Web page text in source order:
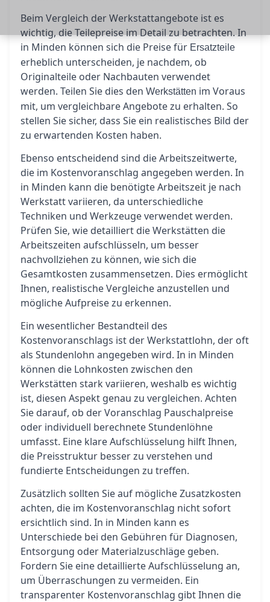
Beim Vergleich der Werkstattangebote ist es
wichtig, die Teilepreise im Detail zu betrachten. In
in Minden können sich die Preise für Ersatzteile
erheblich unterscheiden, je nachdem, ob
Originalteile oder Nachbauten verwendet
werden. Teilen Sie dies den Werkstätten im Voraus
mit, um vergleichbare Angebote zu erhalten. So
stellen Sie sicher, dass Sie ein realistisches Bild der
zu erwartenden Kosten haben.
Ebenso entscheidend sind die Arbeitszeitwerte,
die im Kostenvoranschlag angegeben werden. In
in Minden kann die benötigte Arbeitszeit je nach
Werkstatt variieren, da unterschiedliche
Techniken und Werkzeuge verwendet werden.
Prüfen Sie, wie detailliert die Werkstätten die
Arbeitszeiten aufschlüsseln, um besser
nachvollziehen zu können, wie sich die
Gesamtkosten zusammensetzen. Dies ermöglicht
Ihnen, realistische Vergleiche anzustellen und
mögliche Aufpreise zu erkennen.
Ein wesentlicher Bestandteil des
Kostenvoranschlags ist der Werkstattlohn, der oft
als Stundenlohn angegeben wird. In in Minden
können die Lohnkosten zwischen den
Werkstätten stark variieren, weshalb es wichtig
ist, diesen Aspekt genau zu vergleichen. Achten
Sie darauf, ob der Voranschlag Pauschalpreise
oder individuell berechnete Stundenlöhne
umfasst. Eine klare Aufschlüsselung hilft Ihnen,
die Preisstruktur besser zu verstehen und
fundierte Entscheidungen zu treffen.
Zusätzlich sollten Sie auf mögliche Zusatzkosten
achten, die im Kostenvoranschlag nicht sofort
ersichtlich sind. In in Minden kann es
Unterschiede bei den Gebühren für Diagnosen,
Entsorgung oder Materialzuschläge geben.
Fordern Sie eine detaillierte Aufschlüsselung an,
um Überraschungen zu vermeiden. Ein
transparenter Kostenvoranschlag gibt Ihnen die